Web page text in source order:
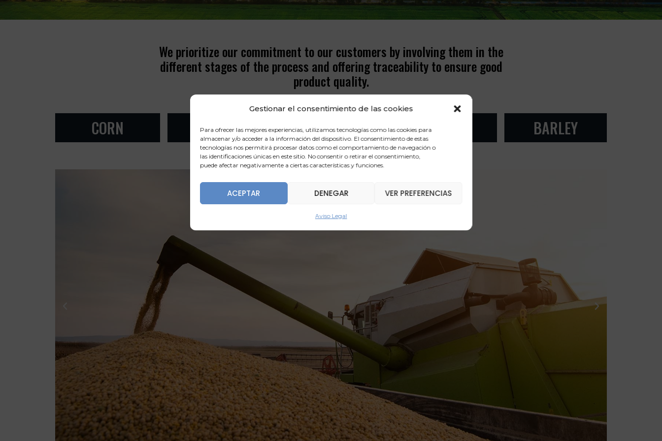
Gestionar el consentimiento de las cookies
Para ofrecer las mejores experiencias, utilizamos tecnologías como las cookies para
almacenar y/o acceder a la información del dispositivo. El consentimiento de estas
tecnologías nos permitirá procesar datos como el comportamiento de navegación o
las identificaciones únicas en este sitio. No consentir o retirar el consentimiento,
puede afectar negativamente a ciertas características y funciones.
ACEPTAR DENEGAR VER PREFERENCIAS
Aviso Legal
We prioritize our commitment to our customers by involving them in the
different stages of the process and offering traceability to ensure good
product quality.
CORN LENTIL SOY WHEAT BARLEY